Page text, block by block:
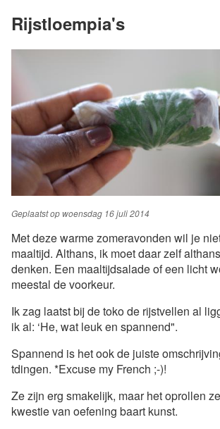
Rijstloempia's
Geplaatst opwoensdag 16 juli 2014
Met deze warme zomeravonden wil je
maaltijd. Althans, ik moet daar zelf
denken. Een maaltijdsalade of een licht
meestal de voorkeur.
Ik zag laatst bij de toko de rijstvellen al
ik al: ‘He, wat leuk en spannend".
Spannend is het ook de juiste
tdingen. *Excuse my French ;-)!
Ze zijn erg smakelijk, maar het oprollen
kwestie van oefening baart kunst.